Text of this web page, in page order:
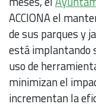
ACCIONA el
de sus parques y
está implantando
uso de
minimizan el
incrementan la